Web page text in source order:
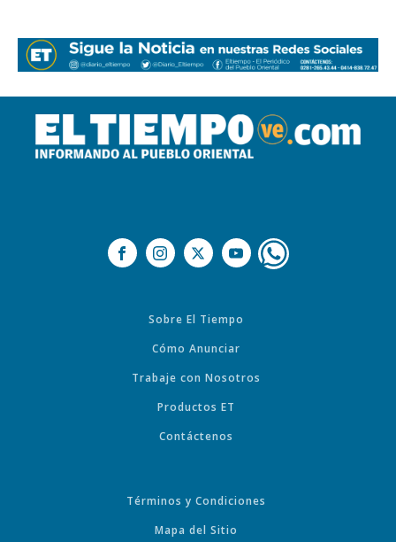
Sobre El Tiempo
Cómo Anunciar
Trabaje con Nosotros
Productos ET
Contáctenos
Términos y Condiciones
Mapa del Sitio